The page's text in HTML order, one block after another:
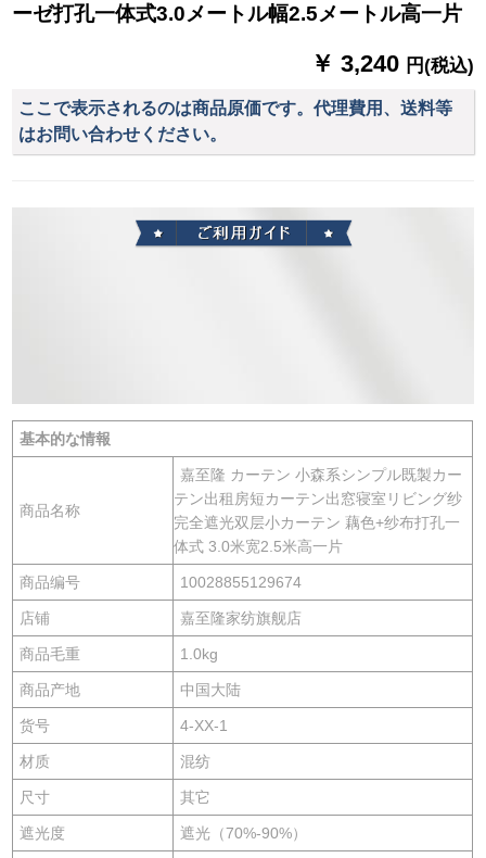
ーゼ打孔一体式3.0メートル幅2.5メートル高一片
￥ 3,240 円(税込)
ここで表示されるのは商品原価です。代理費用、送料等
はお問い合わせください。
基本的な情報
商品名称
嘉至隆 カーテン 小森系シンプル既製カー
テン出租房短カーテン出窓寝室リビング纱
完全遮光双层小カーテン 藕色+纱布打孔一
体式 3.0米宽2.5米高一片
商品编号 10028855129674
店铺 嘉至隆家纺旗舰店
商品毛重 1.0kg
商品产地 中国大陆
货号 4-XX-1
材质 混纺
尺寸 其它
遮光度 遮光（70%-90%）